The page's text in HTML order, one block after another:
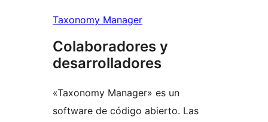
Taxonomy Manager
Colaboradores y
desarrolladores
«Taxonomy Manager» es un
software de código abierto. Las